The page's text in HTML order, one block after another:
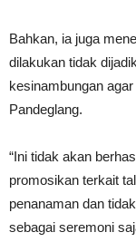
Bahkan, ia juga
dilakukan tidak
kesinambungan
Pandeglang.
“Ini tidak akan
promosikan terkait
penanaman dan
sebagai seremoni